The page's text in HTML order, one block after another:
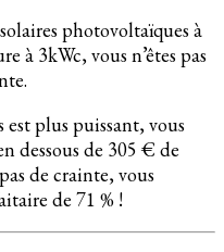
photovoltaïques à
à 3kWc, vous n’êtes pas
est plus puissant, vous
dessous de 305 € de
de crainte, vous
de 71 % !